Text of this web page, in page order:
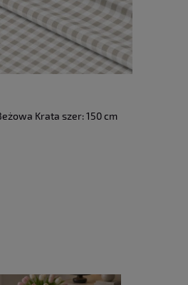
Krata szer: 150 cm